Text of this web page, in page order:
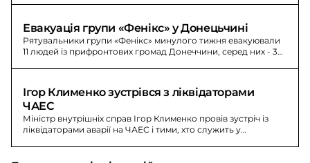
Евакуація групи «Фенікс» у Донецьчині
Рятувальники групи «Фенікс» минулого тижня евакуювали
11 людей із прифронтових громад Донеччини, серед них - 3
Ігор Клименко зустрівся з ліквідаторами
ЧАЕС
Міністр внутрішніх справ Ігор Клименко провів зустріч із
ліквідаторами аварії на ЧАЕС і тими, хто служить у